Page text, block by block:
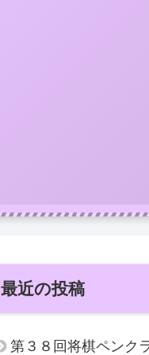
最近の投稿
第３８回将棋ペンク